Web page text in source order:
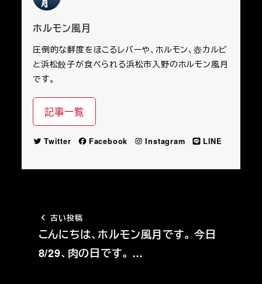
ホルモン風月
圧倒的な鮮度をほこるレバーや、ホルモン、壺カルビ
と浜松餃子が食べられる浜松市入野のホルモン風月
です。
記事一覧
Twitter Facebook Instagram LINE
古い投稿
こんにちは、ホルモン風月です。 今日
8/29、肉の日です。 …